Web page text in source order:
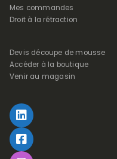
Mes commandes
Droit à la rétraction
Devis découpe de mousse
Accéder à la boutique
Venir au magasin